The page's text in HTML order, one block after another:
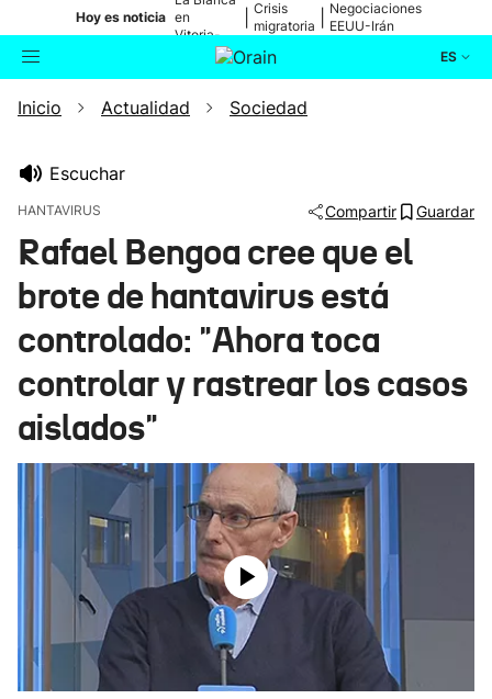
Hoy es noticia en
Vitoria-
Gasteiz
Crisis
migratoria
Negociaciones
EEUU-Irán
ES
Buscador Actualidad
Ikusmiran
Eguraldia
Inicio Actualidad Sociedad
Escuchar
HANTAVIRUS Compartir Guardar
Rafael Bengoa cree que el
brote de hantavirus está
controlado: "Ahora toca
controlar y rastrear los casos
aislados"